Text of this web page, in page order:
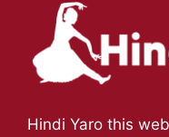
Hindi Yaro this